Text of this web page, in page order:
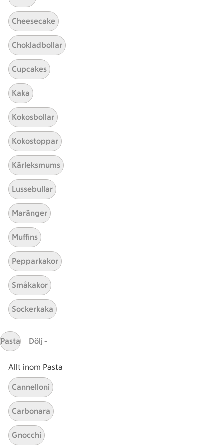
Hittade inget recept
Testa att söka på något nytt, eller ta bort något av
Barn
Här hittar du alla goda recept du har sparat och
Start
Cheesecake
Chokladbollar
Cupcakes
Kaka
Kokosbollar
Kokostoppar
Kärleksmums
Lussebullar
Maränger
Muffins
Pepparkakor
Småkakor
Sockerkaka
Pasta Dölj -
Allt inom Pasta
Cannelloni
Carbonara
Gnocchi